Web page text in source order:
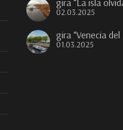
02.03.2025
gira “Venecia
01.03.2025